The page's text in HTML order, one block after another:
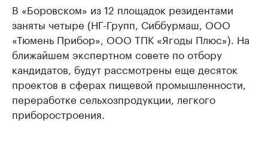
В «Боровском» из 12 площадок резидентами
заняты четыре (НГ-Групп, Сиббурмаш, ООО
«Тюмень Прибор», ООО ТПК «Ягоды Плюс»). На
ближайшем экспертном совете по отбору
кандидатов, будут рассмотрены еще десяток
проектов в сферах пищевой промышленности,
переработке сельхозпродукции, легкого
приборостроения.